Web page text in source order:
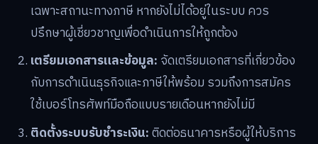
เฉพาะสถานะทางภาษี หากยังไม่ได้อยู่ในระบบ ควร
ปรึกษาผู้เชี่ยวชาญเพื่อดำเนินการให้ถูกต้อง
เตรียมเอกสารและข้อมูล: จัดเตรียมเอกสารที่เกี่ยวข้อง
กับการดำเนินธุรกิจและภาษีให้พร้อม รวมถึงการสมัคร
ใช้เบอร์โทรศัพท์มือถือแบบรายเดือนหากยังไม่มี
ติดตั้งระบบรับชำระเงิน:ติดต่อธนาคารหรือผู้ให้บริการ